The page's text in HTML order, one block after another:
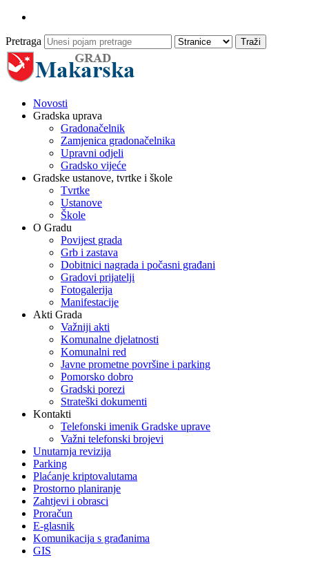
Pretraga
Novosti
Gradska uprava
Gradonačelnik
Zamjenica gradonačelnika
Upravni odjeli
Gradsko vijeće
Gradske ustanove, tvrtke i škole
Tvrtke
Ustanove
Škole
O Gradu
Povijest grada
Grb i zastava
Dobitnici nagrada i počasni građani
Gradovi prijatelji
Fotogalerija
Manifestacije
Akti Grada
Važniji akti
Komunalne djelatnosti
Komunalni red
Javne prometne površine i parking
Pomorsko dobro
Gradski porezi
Strateški dokumenti
Kontakti
Telefonski imenik Gradske uprave
Važni telefonski brojevi
Unutarnja revizija
Parking
Plaćanje kriptovalutama
Prostorno planiranje
Zahtjevi i obrasci
Proračun
E-glasnik
Komunikacija s građanima
GIS